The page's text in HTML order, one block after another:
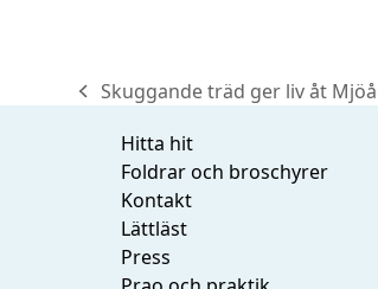
previous
post:
Skuggande träd ger liv åt
Hitta hit
Foldrar och broschyrer
Kontakt
Lättläst
Press